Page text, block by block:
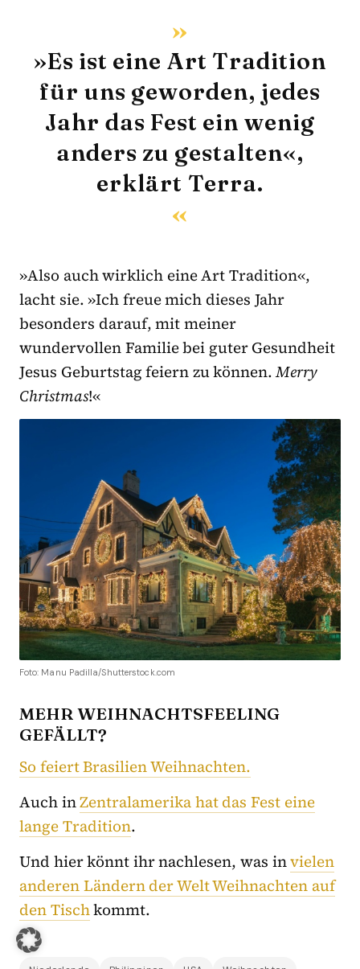
»Es ist eine Art Tradition
für uns geworden, jedes
Jahr das Fest ein wenig
anders zu gestalten«,
erklärt Terra.
»Also auch wirklich eine Art Tradition«,
lacht sie. »Ich freue mich dieses Jahr
besonders darauf, mit meiner
wundervollen Familie bei guter Gesundheit
Jesus Geburtstag feiern zu können.Merry
Christmas!«
Foto: Manu Padilla/Shutterstock.com
MEHR WEIHNACHTSFEELING
GEFÄLLT?
So feiert Brasilien Weihnachten.
Auch inZentralamerika hat das Fest eine
lange Tradition.
Und hier könnt ihr nachlesen, was invielen
anderen Ländern der Welt Weihnachten auf
den Tischkommt.